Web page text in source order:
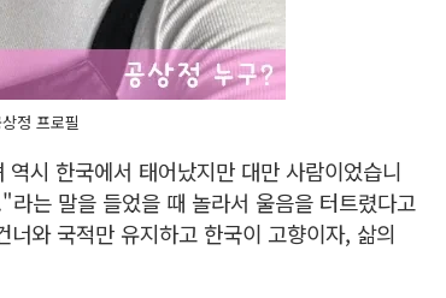
정 프로필
시 한국에서 태어났지만 대만 사람이었습니
는 말을 들었을 때 놀라서 울음을 터트렸다고
와 국적만 유지하고 한국이 고향이자, 삶의